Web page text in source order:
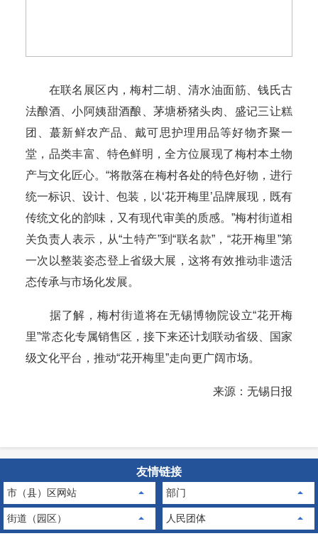
在联名展区内，梅村二胡、清水油面筋、钱氏古
法酿酒、小阿姨甜酒酿、茅塘桥猪头肉、盛记三让糕
团、蕞新鲜农产品、戴可思护理用品等好物齐聚一
堂，品类丰富、特色鲜明，全方位展现了梅村本土物
产与文化匠心。“将散落在梅村各处的特色好物，进行
统一标识、设计、包装，以‘花开梅里’品牌展现，既有
传统文化的韵味，又有现代审美的质感。”梅村街道相
关负责人表示，从“土特产”到“联名款”，“花开梅里”第
一次以整装姿态登上省级大展，这将有效推动非遗活
态传承与市场化发展。
据了解，梅村街道将在无锡博物院设立“花开梅
里”常态化专属销售区，接下来还计划联动省级、国家
级文化平台，推动“花开梅里”走向更广阔市场。
来源：无锡日报
友情链接
市（县）区网站 部门
街道（园区） 人民团体